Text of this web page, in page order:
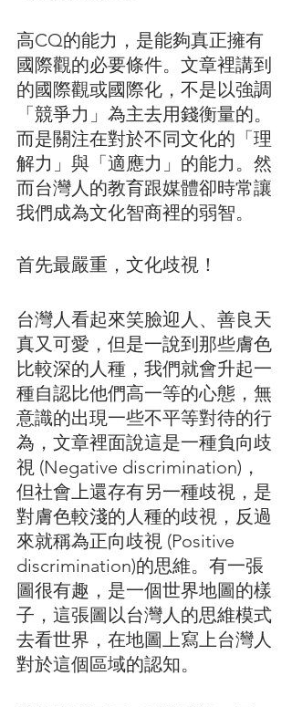
高CQ的能力，是能夠真正擁有
國際觀的必要條件。文章裡講到
的國際觀或國際化，不是以強調
「競爭力」為主去用錢衡量的。
而是關注在對於不同文化的「理
解力」與「適應力」的能力。然
而台灣人的教育跟媒體卻時常讓
我們成為文化智商裡的弱智。
首先最嚴重，文化歧視！
台灣人看起來笑臉迎人、善良天
真又可愛，但是一說到那些膚色
比較深的人種，我們就會升起一
種自認比他們高一等的心態，無
意識的出現一些不平等對待的行
為，文章裡面說這是一種負向歧
視 (Negative discrimination)，
但社會上還存有另一種歧視，是
對膚色較淺的人種的歧視，反過
來就稱為正向歧視 (Positive
discrimination)的思維。有一張
圖很有趣，是一個世界地圖的樣
子，這張圖以台灣人的思維模式
去看世界，在地圖上寫上台灣人
對於這個區域的認知。